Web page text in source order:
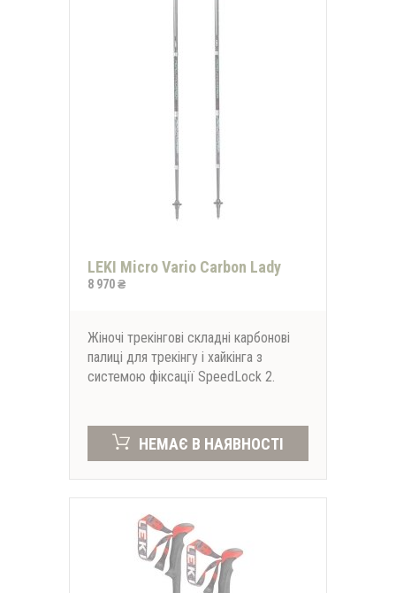
LEKI Micro Vario Carbon Lady
8 970 ₴
Жіночі трекінгові складні карбонові
палиці для трекінгу і хайкінга з
системою фіксації SpeedLock 2.
НЕМАЄ В НАЯВНОСТІ